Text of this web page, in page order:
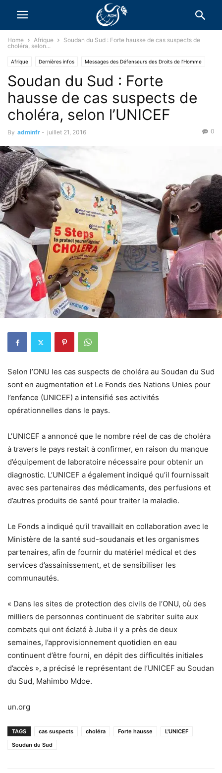
Home Afrique
Soudan du Sud : Forte hausse de cas suspects de
choléra, selon...
Afrique Dernières infos Messages des Défenseurs des Droits de l’Homme
Soudan du Sud : Forte
hausse de cas suspects de
choléra, selon l’UNICEF
By adminfr - juillet 21, 2016 0
Selon l’ONU les cas suspects de choléra au Soudan du Sud
sont en augmentation et Le Fonds des Nations Unies pour
l’enfance (UNICEF) a intensifié ses activités
opérationnelles dans le pays.
L’UNICEF a annoncé que le nombre réel de cas de choléra
à travers le pays restait à confirmer, en raison du manque
d’équipement de laboratoire nécessaire pour obtenir un
diagnostic. L’UNICEF a également indiqué qu’il fournissait
avec ses partenaires des médicaments, des perfusions et
d’autres produits de santé pour traiter la maladie.
Le Fonds a indiqué qu’il travaillait en collaboration avec le
Ministère de la santé sud-soudanais et les organismes
partenaires, afin de fournir du matériel médical et des
services d’assainissement, et de sensibiliser les
communautés.
« Dans les sites de protection des civils de l’ONU, où des
milliers de personnes continuent de s’abriter suite aux
combats qui ont éclaté à Juba il y a près de deux
semaines, l’approvisionnement quotidien en eau
continuent d’être fourni, en dépit des difficultés initiales
d’accès », a précisé le représentant de l’UNICEF au Soudan
du Sud, Mahimbo Mdoe.
un.org
TAGS cas suspects choléra Forte hausse
L'UNICEF
Soudan du Sud